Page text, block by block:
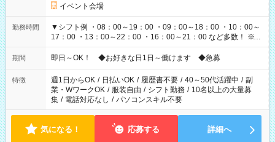
イベント会場
勤務時間
▼シフト例 ・08：00～19：00 ・09：00～18：00 ・10：00～
17：00 ・13：00～22：00 ・16：00～21：00 など多数！ ※お
仕事により勤務時間が異なります
期間 即日～OK！ ◆お好きな日1日～働けます ◆急募
特徴 週1日からOK / 日払いOK / 履歴書不要 / 40～50代活躍中 / 副
業・WワークOK / 服装自由 / シフト勤務 / 10名以上の大量募
集 / 電話対応なし / パソコンスキル不要
気になる！ 応募する 詳細へ